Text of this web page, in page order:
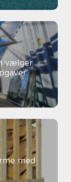
vælger
med